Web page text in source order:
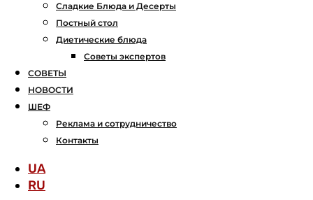
Сладкие Блюда и Десерты
Постный стол
Диетические блюда
Советы экспертов
СОВЕТЫ
НОВОСТИ
ШЕФ
Реклама и сотрудничество
Контакты
UA
RU